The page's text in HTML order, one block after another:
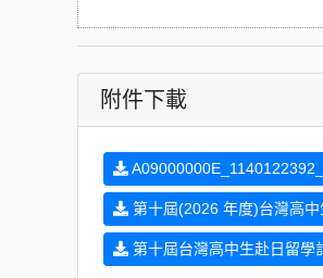
附件下載
第十屆(2026 年度)台灣高
第十屆台灣高中生赴日留學